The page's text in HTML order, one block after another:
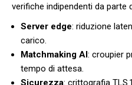
verifiche indipendenti da parte
Server edge: riduzione
carico.
Matchmaking AI: croupier
tempo di attesa.
Sicurezza: crittografia TLS